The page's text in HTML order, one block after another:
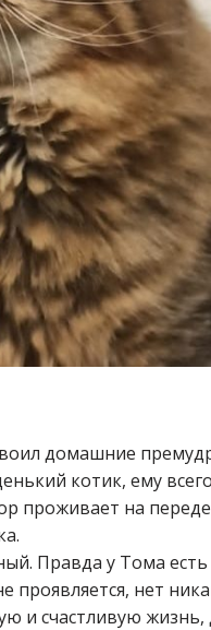
домашние
котик, ему
проживает на
Правда у Тома есть
нет
и счастливую жизнь,